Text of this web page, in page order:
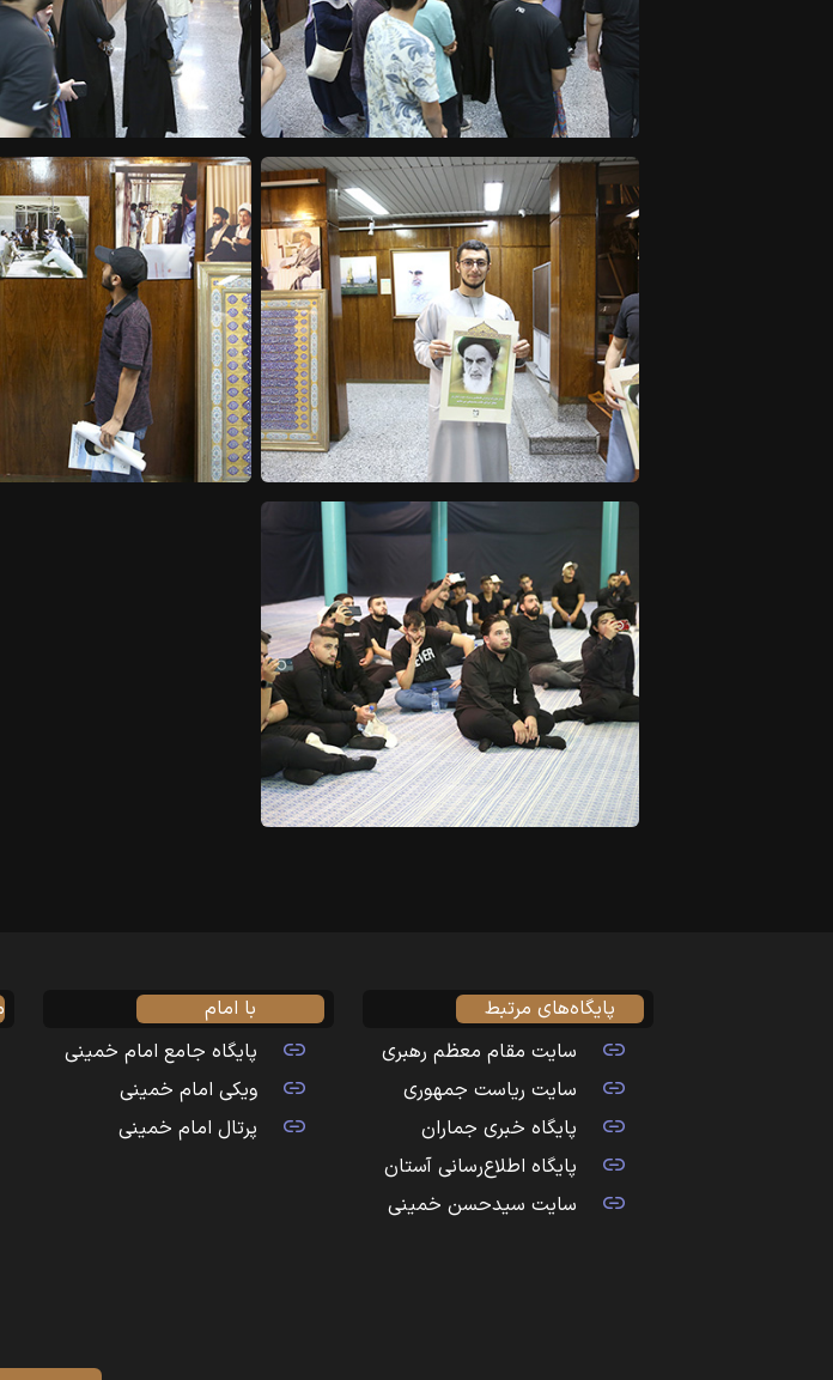
پایگاه‌های مرتبط
سایت مقام معظم رهبری
سایت ریاست جمهوری
پایگاه خبری جماران
پایگاه اطلاع‌رسانی آستان
سایت سیدحسن خمینی
با امام
پایگاه جامع امام خمینی
ویکی امام خمینی
پرتال امام خمینی